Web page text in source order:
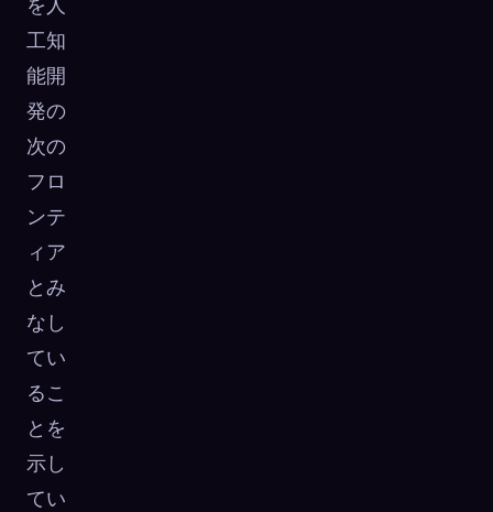
を人
工知
能開
発の
次の
フロ
ンテ
ィア
とみ
なし
てい
るこ
とを
示し
てい